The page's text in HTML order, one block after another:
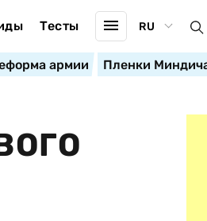
Тесты RU
армии Пленки